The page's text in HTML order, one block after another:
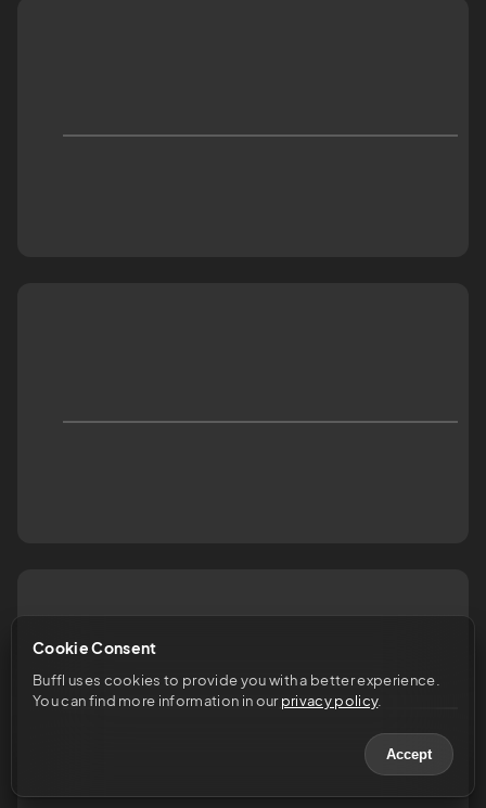
Cookie Consent
Buffl uses cookies to provide you with a better experience.
You can find more information in our privacy policy.
Accept